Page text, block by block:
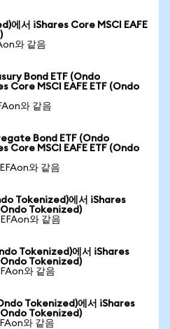
에서 iShares Core MSCI EAFE
와 같음
Bond ETF (Ondo
Core MSCI EAFE ETF (Ondo
와 같음
Bond ETF (Ondo
Core MSCI EAFE ETF (Ondo
와 같음
Tokenized)에서 iShares
Tokenized)
와 같음
Tokenized)에서 iShares
Tokenized)
와 같음
Tokenized)에서 iShares
Tokenized)
와 같음